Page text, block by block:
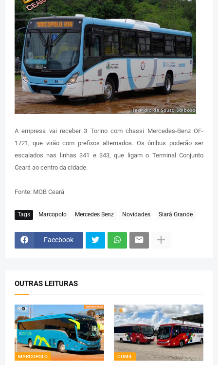
A empresa vai receber 3 Torino com chassi Mercedes-Benz OF-
1721, que virão com prefixos alternados. Os ônibus poderão ser
escalados nas linhas 341 e 343, que ligam o Terminal Conjunto
Ceará ao centro da cidade.
Fonte: MOB Ceará
Tags Marcopolo Mercedes Benz Novidades Siará Grande
Facebook
OUTRAS LEITURAS
MARCOPOLO COMIL